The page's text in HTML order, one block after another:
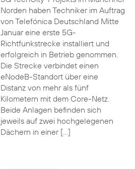
Norden haben Techniker im Auftrag
von Telefónica Deutschland Mitte
Januar eine erste 5G-
Richtfunkstrecke installiert und
erfolgreich in Betrieb genommen.
Die Strecke verbindet einen
eNodeB-Standort über eine
Distanz von mehr als fünf
Kilometern mit dem Core-Netz.
Beide Anlagen befinden sich
jeweils auf zwei hochgelegenen
Dächern in einer […]